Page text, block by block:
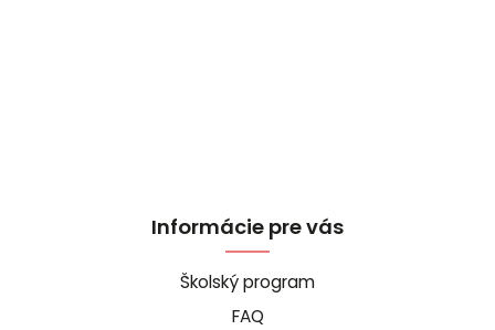
Informácie pre vás
Školský program
FAQ